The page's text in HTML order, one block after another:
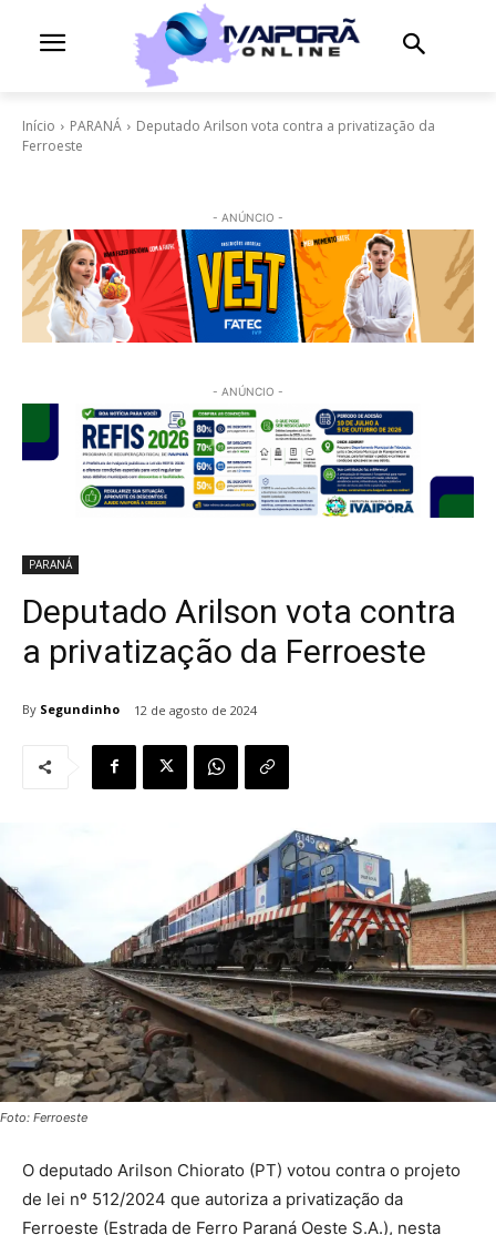
Início PARANÁ
Deputado Arilson vota contra a privatização da
Ferroeste
- ANÚNCIO -
- ANÚNCIO -
PARANÁ
Deputado Arilson vota contra
a privatização da Ferroeste
By Segundinho 12 de agosto de 2024
Foto: Ferroeste
O deputado Arilson Chiorato (PT) votou contra o projeto
de lei nº 512/2024 que autoriza a privatização da
Ferroeste (Estrada de Ferro Paraná Oeste S.A.), nesta